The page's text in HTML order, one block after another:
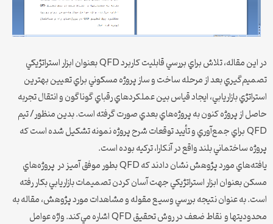
در اين مقاله، تلاش براي بررسي قابليت كاربرد QFD بعنوان ابزار استراتژيكي
تصميم‌گيري بعد از مرحله ساخت و ساز پروژه مسكوني براي تعيين بهترين
استراتژي بازاريابي، ايجاد قياس بين عملكردهاي رقباي گوناگون و انتقال تجربه
حاصل از پروژه كنون به پروژه‌هاي بعدي صورت گرفته است. بدين منظور/ تيم
QFD براي جمع‌آوري و تأييد توقعات شرح پروژه نمونه تشكيل شده است كه
پروژه ساختماني بلند واقع در آنكارا، تركيه بوده است.
يافته‌هاي مورد پژوهش نشان دادند كه QFD بطور موفق آميز در پروژه‌هاي
مسكن بعنوان ابزار استراتژيكي جهت آسان كردن تصميمات بازاريابي بكار رفته
است. به عنوان نتيجه بررسي وسيع مقوله و مشاهدات مورد پژوهش، مقاله به
محدوديتها و نقاط ضعف در روش تحقيق QFD اشاره مي‌كند. واژه عوامل